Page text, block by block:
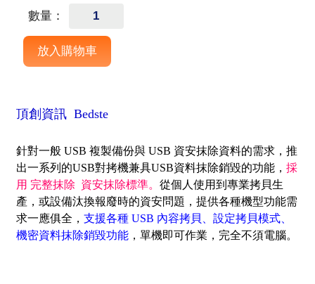
數量：
頂創資訊 Bedste
針對一般 USB 複製備份與 USB 資安抹除資料的需求，推
出一系列的USB對拷機兼具USB資料抹除銷毀的功能， 採
用 完整抹除 資安抹除標準。 從個人使用到專業拷貝生
產，或設備汰換報廢時的資安問題，提供各種機型功能需
求一應俱全， 支援各種 USB 內容拷貝、設定拷貝模式、
機密資料抹除銷毀功能，單機即可作業，完全不須電腦。